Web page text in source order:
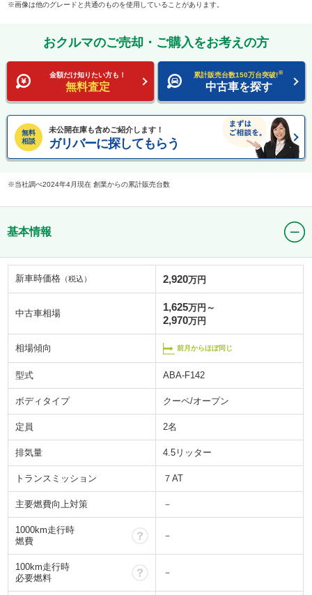
画像は他のグレードと共通のものを使用していることがあります。
おクルマのご売却・ご購入をお考えの方
金額だけ知りたい方も！
無料査定
累計販売台数150万台突破!※
中古車を探す
無料
相談
未公開在庫も含めご紹介します！
ガリバーに探してもらう
当社調べ2024年4月現在 創業からの累計販売台数
基本情報
新車時価格 （税込） 2,920万円
中古車相場
1,625万円～
2,970万円
相場傾向 前月からほぼ同じ
型式 ABA-F142
ボディタイプ クーペ/オープン
定員 2名
排気量 4.5リッター
トランスミッション ７AT
主要燃費向上対策 －
1000km走行時
燃費
－
100km走行時
必要燃料
－